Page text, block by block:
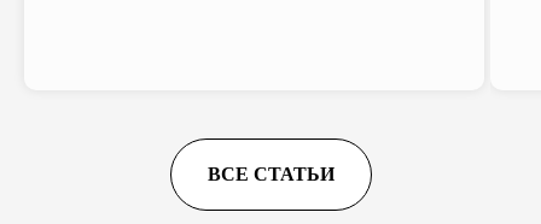
ВСЕ СТАТЬИ